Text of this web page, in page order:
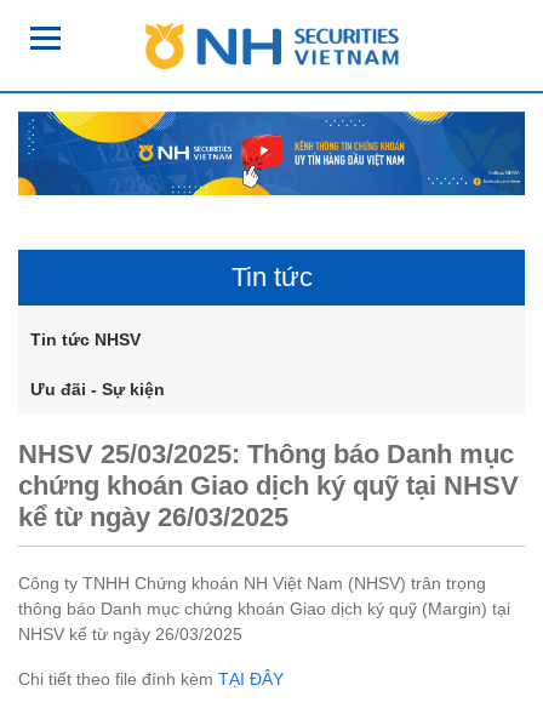
Tin tức
Tin tức NHSV
Ưu đãi - Sự kiện
NHSV 25/03/2025: Thông báo Danh mục
chứng khoán Giao dịch ký quỹ tại NHSV
kể từ ngày 26/03/2025
Công ty TNHH Chứng khoán NH Việt Nam (NHSV) trân trọng
thông báo Danh mục chứng khoán Giao dịch ký quỹ (Margin) tại
NHSV kể từ ngày 26/03/2025
Chi tiết theo file đính kèm TẠI ĐÂY